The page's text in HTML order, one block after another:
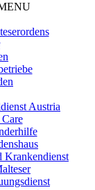
Austria